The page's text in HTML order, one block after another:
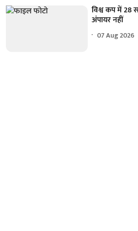
विश्व कप में 28
अंपायर नहीं
07 Aug 2026